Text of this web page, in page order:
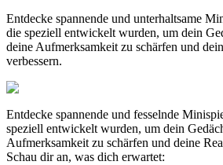
Entdecke spannende und unterhaltsame
die speziell entwickelt wurden, um dein
deine Aufmerksamkeit zu schärfen und
verbessern.
Entdecke spannende und fesselnde
speziell entwickelt wurden, um dein
Aufmerksamkeit zu schärfen und deine
Schau dir an, was dich erwartet: